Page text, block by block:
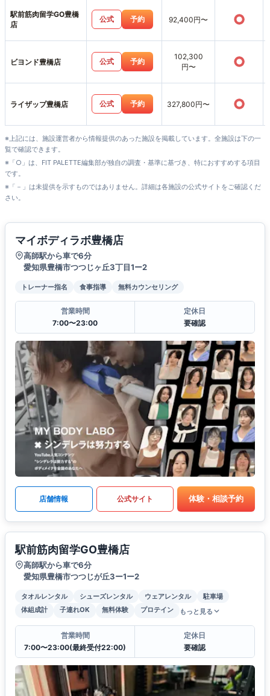
駅前筋肉留学GO豊橋
店
公式 予約 92,400円〜 ○
ビヨンド豊橋店 公式 予約
102,300
円〜
○
ライザップ豊橋店 公式 予約 327,800円〜 ○
※上記には、施設運営者から情報提供のあった施設を掲載しています。全施設は下の一
覧で確認できます。
※「○」は、FIT PALETTE編集部が独自の調査・基準に基づき、特におすすめする項目
です。
※「－」は未提供を示すものではありません。詳細は各施設の公式サイトをご確認くだ
さい。
マイボディラボ豊橋店
高師駅から車で6分
愛知県豊橋市つつじヶ丘3丁目1ー2
トレーナー指名 食事指導 無料カウンセリング
営業時間
7:00〜23:00
定休日
要確認
店舗情報 公式サイト 体験・相談予約
駅前筋肉留学GO豊橋店
高師駅から車で6分
愛知県豊橋市つつじが丘3ー1ー2
タオルレンタル シューズレンタル ウェアレンタル
駐車場
体組成計
子連れOK 無料体験 プロテイン もっと見る
営業時間
7:00〜23:00(最終受付22:00)
定休日
要確認